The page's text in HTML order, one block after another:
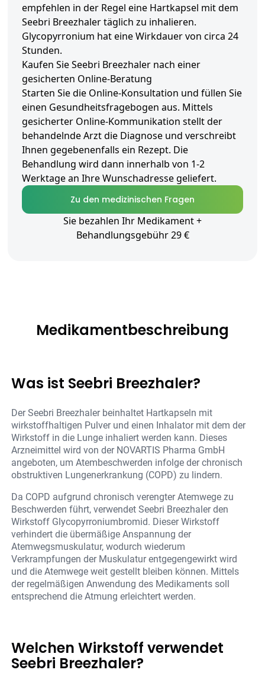
empfehlen in der Regel eine Hartkapsel mit dem
Seebri Breezhaler täglich zu inhalieren.
Glycopyrronium hat eine Wirkdauer von circa 24
Stunden.
Kaufen Sie Seebri Breezhaler nach einer
gesicherten Online-Beratung
Starten Sie die Online-Konsultation und füllen Sie
einen Gesundheitsfragebogen aus. Mittels
gesicherter Online-Kommunikation stellt der
behandelnde Arzt die Diagnose und verschreibt
Ihnen gegebenenfalls ein Rezept. Die
Behandlung wird dann innerhalb von 1-2
Werktage an Ihre Wunschadresse geliefert.
Zu den medizinischen Fragen
Sie bezahlen Ihr Medikament +
Behandlungsgebühr 29 €
Medikamentbeschreibung
Was ist Seebri Breezhaler?
Der Seebri Breezhaler beinhaltet Hartkapseln mit
wirkstoffhaltigen Pulver und einen Inhalator mit dem der
Wirkstoff in die Lunge inhaliert werden kann. Dieses
Arzneimittel wird von der NOVARTIS Pharma GmbH
angeboten, um Atembeschwerden infolge der chronisch
obstruktiven Lungenerkrankung (COPD) zu lindern.
Da COPD aufgrund chronisch verengter Atemwege zu
Beschwerden führt, verwendet Seebri Breezhaler den
Wirkstoff Glycopyrroniumbromid. Dieser Wirkstoff
verhindert die übermäßige Anspannung der
Atemwegsmuskulatur, wodurch wiederum
Verkrampfungen der Muskulatur entgegengewirkt wird
und die Atemwege weit gestellt bleiben können. Mittels
der regelmäßigen Anwendung des Medikaments soll
entsprechend die Atmung erleichtert werden.
Welchen Wirkstoff verwendet
Seebri Breezhaler?